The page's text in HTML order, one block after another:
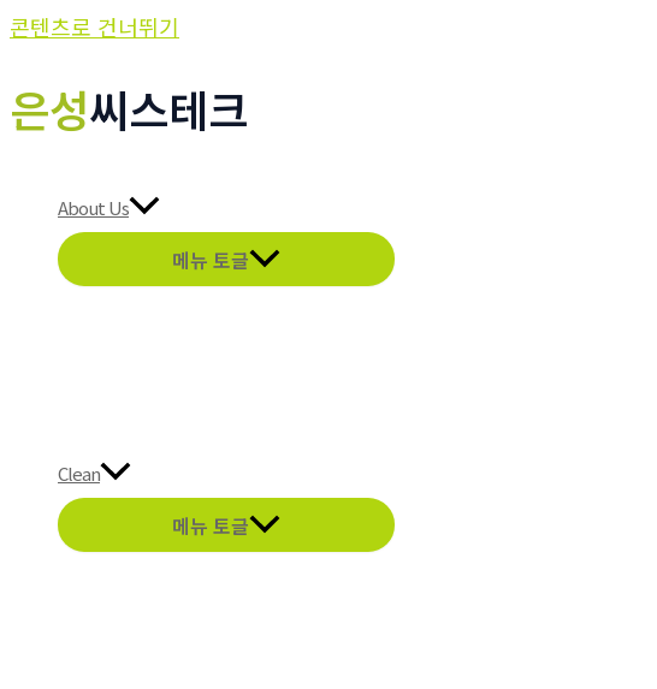
콘텐츠로 건너뛰기
은성씨스테크
About Us
메뉴 토글
Clean
메뉴 토글